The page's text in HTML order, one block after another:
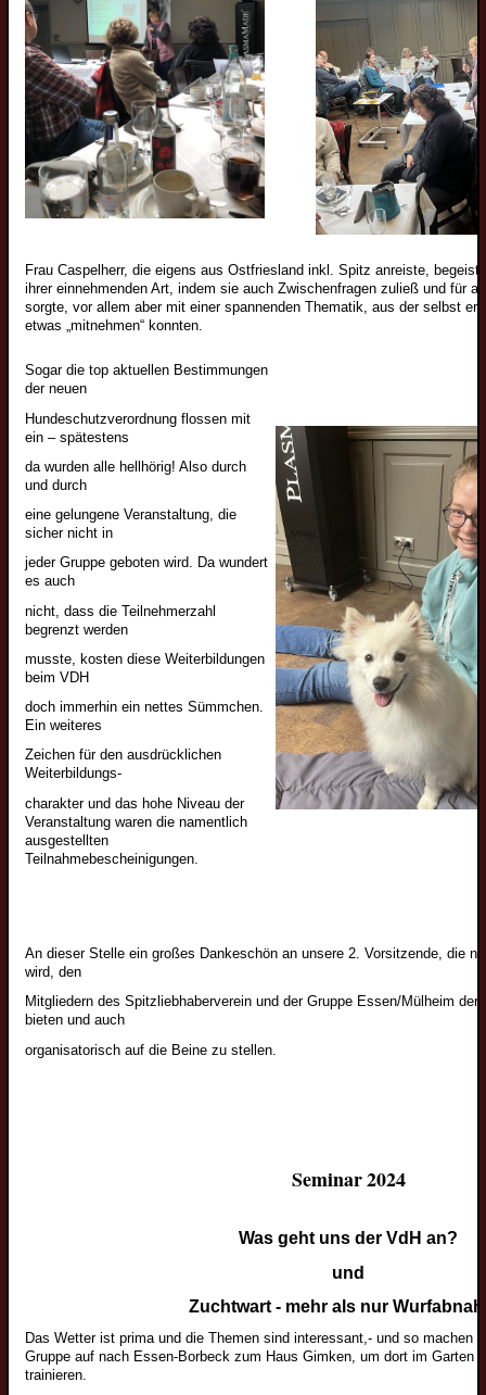
Frau Caspelherr, die eigens aus Ostfriesland inkl. Spitz anreiste,
ihrer einnehmenden Art, indem sie auch Zwischenfragen zuließ und für
sorgte, vor allem aber mit einer spannenden Thematik, aus der selbst
etwas „mitnehmen“ konnten.
Sogar die top aktuellen Bestimmungen
der neuen
Hundeschutzverordnung flossen mit
ein – spätestens
da wurden alle hellhörig! Also durch
und durch
eine gelungene Veranstaltung, die
sicher nicht in
jeder Gruppe geboten wird. Da wundert
es auch
nicht, dass die Teilnehmerzahl
begrenzt werden
musste, kosten diese Weiterbildungen
beim VDH
doch immerhin ein nettes Sümmchen.
Ein weiteres
Zeichen für den ausdrücklichen
Weiterbildungs-
charakter und das hohe Niveau der
Veranstaltung waren die namentlich
ausgestellten
Teilnahmebescheinigungen.
An dieser Stelle ein großes Dankeschön an unsere 2. Vorsitzende, die
wird, den
Mitgliedern des Spitzliebhaberverein und der Gruppe Essen/Mülheim
bieten und auch
organisatorisch auf die Beine zu stellen.
Seminar 2024
Was geht uns der VdH an?
und
Zuchtwart - mehr als nur
Das Wetter ist prima und die Themen sind interessant,- und so machen
Gruppe auf nach Essen-Borbeck zum Haus Gimken, um dort im Garten
trainieren.